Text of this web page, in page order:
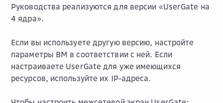
Руководства реализуются для версии «UserGate на
4 ядра».
Если вы используете другую версию, настройте
параметры ВМ в соответствии с ней. Если
настраиваете UserGate для уже имеющихся
ресурсов, используйте их IP-адреса.